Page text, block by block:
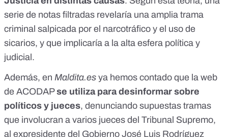
serie de notas filtradas revelaría una amplia trama
criminal salpicada por el narcotráfico y el uso de
sicarios, y que implicaría a la alta esfera política y
judicial.
Además, en Maldita.es ya hemos contado que la web
de ACODAPse utilizapara desinformar sobre
políticos y jueces, denunciando supuestas tramas
que involucran a varios jueces del Tribunal Supremo,
al expresidente del Gobierno José Luis Rodríguez